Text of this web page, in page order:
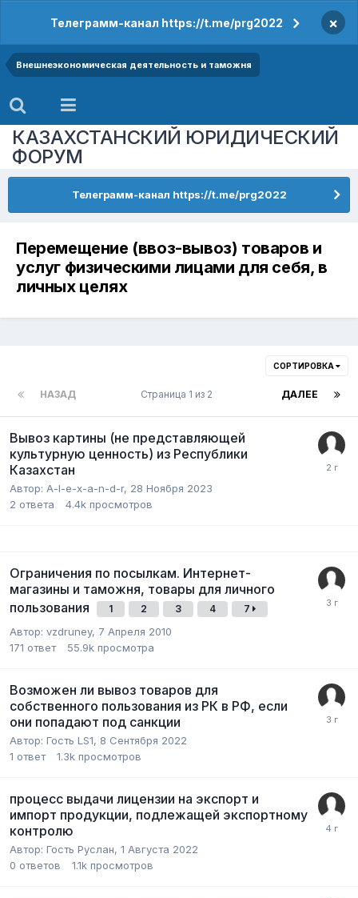
Телеграмм-канал https://t.me/prg2022 ×
Внешнеэкономическая деятельность и таможня
КАЗАХСТАНСКИЙ ЮРИДИЧЕСКИЙ
ФОРУМ
Телеграмм-канал https://t.me/prg2022
Перемещение (ввоз-вывоз) товаров и
услуг физическими лицами для себя, в
личных целях
СОРТИРОВКА
НАЗАД ДАЛЕЕ
Страница 1 из 2
Вывоз картины (не представляющей
культурную ценность) из Республики
Казахстан
Автор: A-l-e-x-a-n-d-r, 28 Ноября 2023
2 ответа 4.4k просмотров
Ограничения по посылкам. Интернет-
магазины и таможня, товары для личного
пользования
1 2 3 4 7
Автор: vzdruney, 7 Апреля 2010
171 ответ 55.9k просмотра
Возможен ли вывоз товаров для
собственного пользования из РК в РФ, если
они попадают под санкции
Автор: Гость LS1, 8 Сентября 2022
1 ответ 1.3k просмотров
процесс выдачи лицензии на экспорт и
импорт продукции, подлежащей экспортному
контролю
Автор: Гость Руслан, 1 Августа 2022
0 ответов 1.1k просмотров